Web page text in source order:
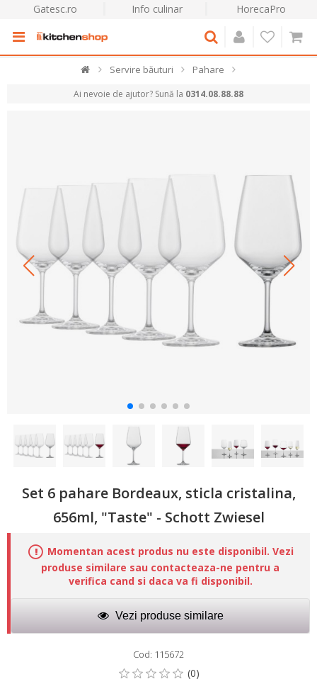
Gatesc.ro Info culinar HorecaPro
Servire băuturi Pahare
Ai nevoie de ajutor? Sună la 0314.08.88.88
Set 6 pahare Bordeaux, sticla cristalina,
656ml, "Taste" - Schott Zwiesel
Momentan acest produs nu este disponibil. Vezi
produse similare sau contacteaza-ne pentru a
verifica cand si daca va fi disponibil.
Vezi produse similare
Cod: 115672